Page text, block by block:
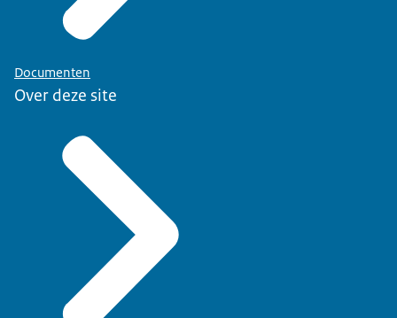
Documenten
Over deze site